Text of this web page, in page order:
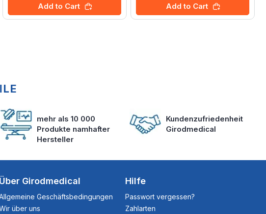
Add to Cart Add to Cart
mehr als 10 000
Produkte namhafter
Hersteller
Kundenzufriedenheit
Girodmedical
Über Girodmedical
Geschäftsbedingungen
über uns
Hilfe
Passwort vergessen?
Zahlarten